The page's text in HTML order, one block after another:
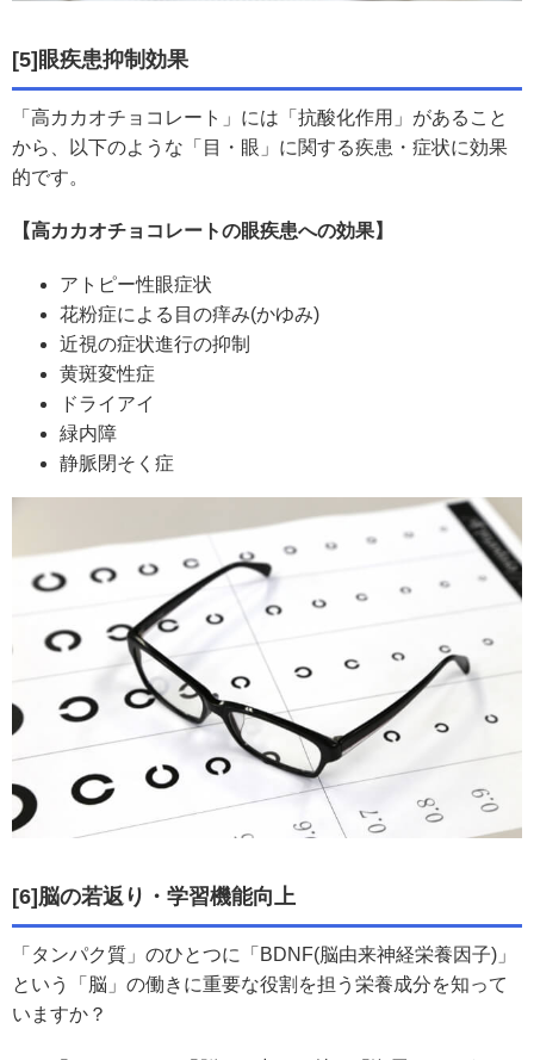
[5]眼疾患抑制効果
「高カカオチョコレート」には「抗酸化作用」があること
から、以下のような「目・眼」に関する疾患・症状に効果
的です。
【高カカオチョコレートの眼疾患への効果】
アトピー性眼症状
花粉症による目の痒み(かゆみ)
近視の症状進行の抑制
黄斑変性症
ドライアイ
緑内障
静脈閉そく症
[6]脳の若返り・学習機能向上
「タンパク質」のひとつに「BDNF(脳由来神経栄養因子)」
という「脳」の働きに重要な役割を担う栄養成分を知って
いますか？